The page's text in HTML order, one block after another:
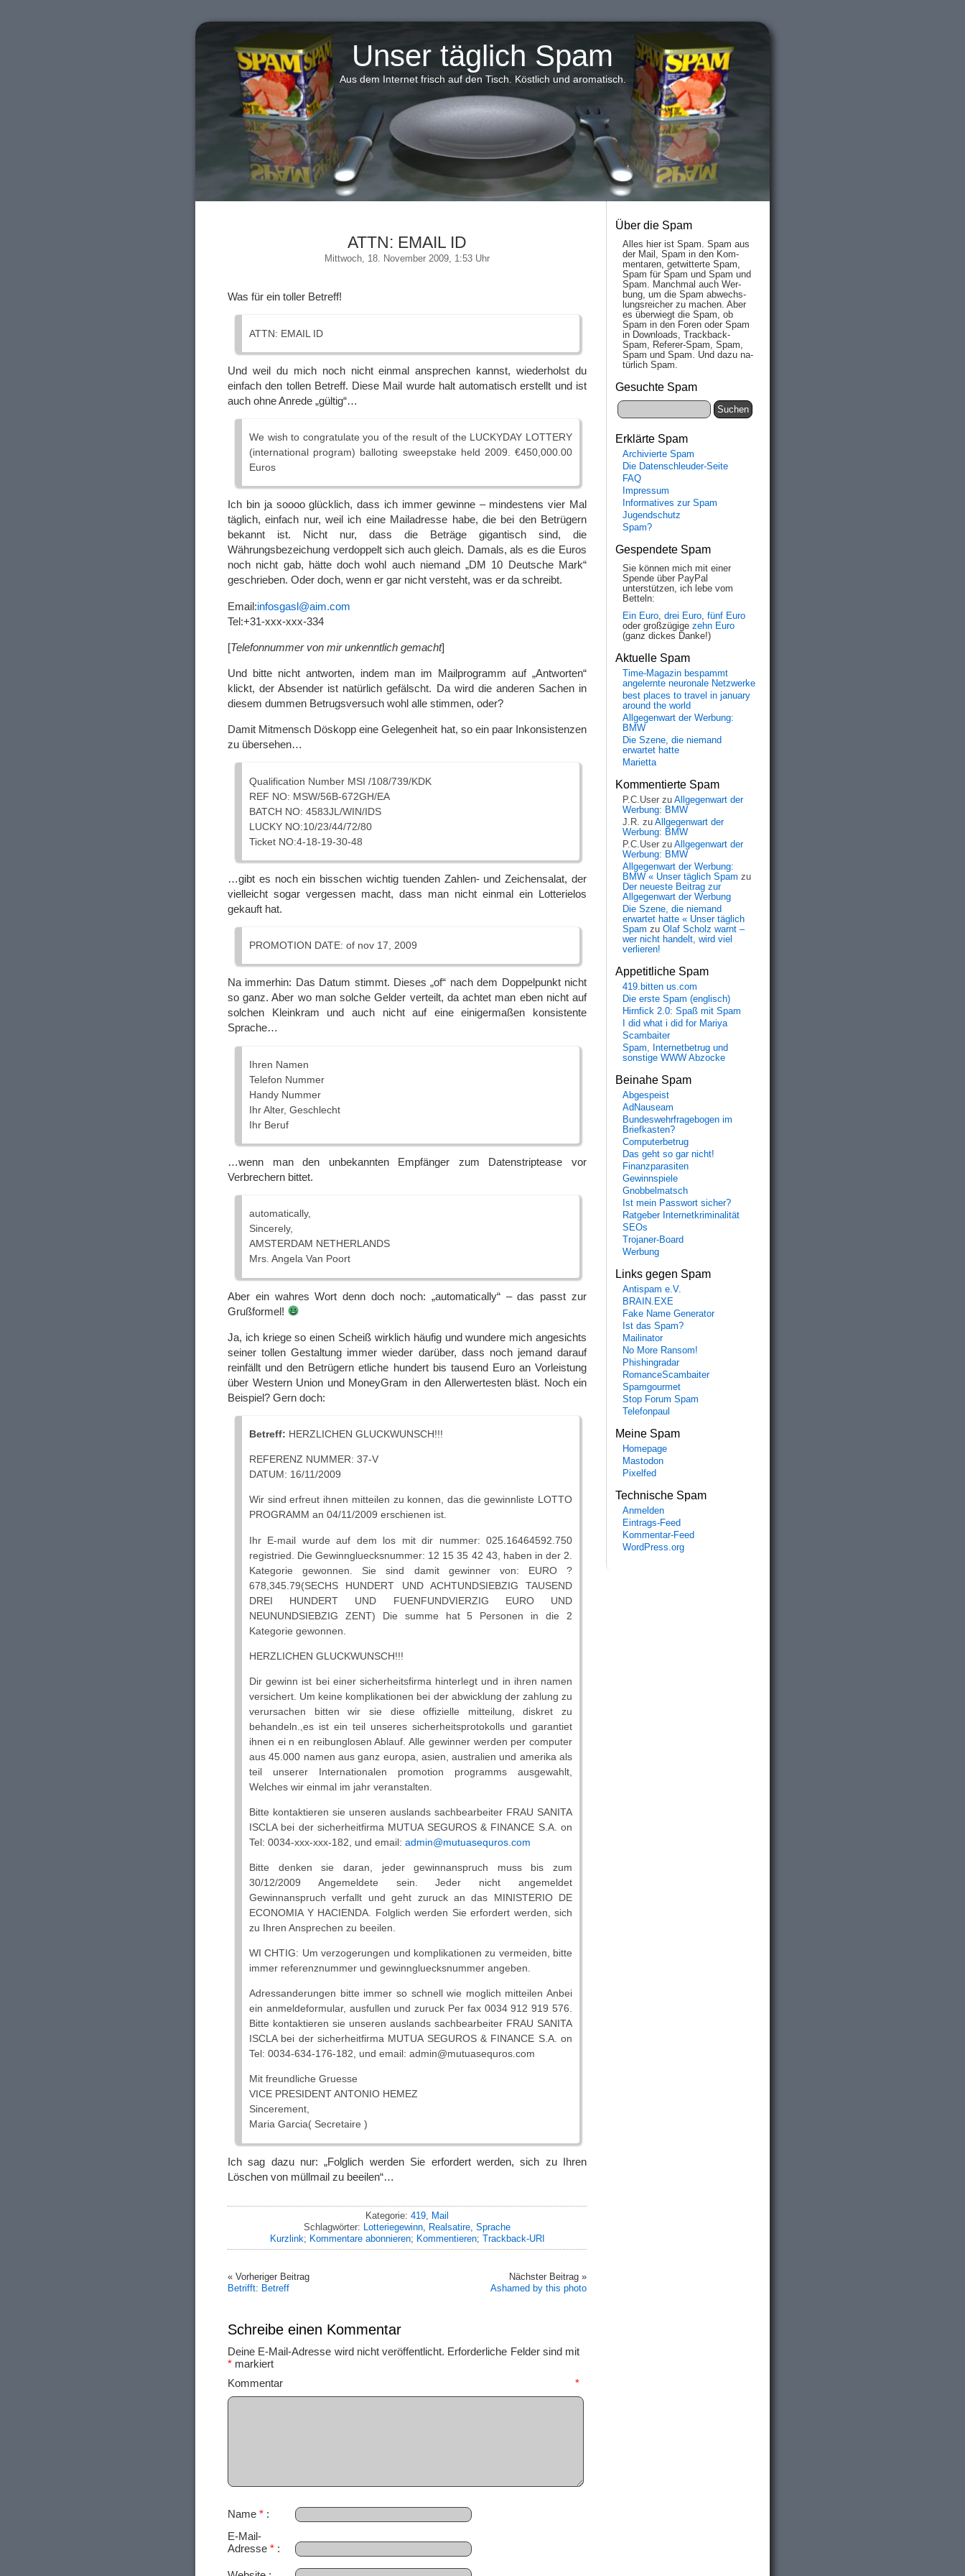
Unser täglich Spam
Aus dem Internet frisch auf den Tisch. Köstlich und aromatisch.
ATTN: EMAIL ID
Mittwoch, 18. November 2009, 1:53 Uhr
Was für ein toller Betreff!
ATTN: EMAIL ID
Und weil du mich noch nicht einmal ansprechen kannst, wiederholst du
einfach den tollen Betreff. Diese Mail wurde halt automatisch erstellt und ist
auch ohne Anrede „gültig“…
We wish to congratulate you of the result of the LUCKYDAY LOTTERY
(international program) balloting sweepstake held 2009. €450,000.00
Euros
Ich bin ja soooo glücklich, dass ich immer gewinne – mindestens vier Mal
täglich, einfach nur, weil ich eine Mailadresse habe, die bei den Betrügern
bekannt ist. Nicht nur, dass die Beträge gigantisch sind, die
Währungsbezeichung verdoppelt sich auch gleich. Damals, als es die Euros
noch nicht gab, hätte doch wohl auch niemand „DM 10 Deutsche Mark“
geschrieben. Oder doch, wenn er gar nicht versteht, was er da schreibt.
Email:infosgasl@aim.com
Tel:+31-xxx-xxx-334
[Telefonnummer von mir unkenntlich gemacht]
Und bitte nicht antworten, indem man im Mailprogramm auf „Antworten“
klickt, der Absender ist natürlich gefälscht. Da wird die anderen Sachen in
diesem dummen Betrugsversuch wohl alle stimmen, oder?
Damit Mitmensch Döskopp eine Gelegenheit hat, so ein paar Inkonsistenzen
zu übersehen…
Qualification Number MSI /108/739/KDK
REF NO: MSW/56B-672GH/EA
BATCH NO: 4583JL/WIN/IDS
LUCKY NO:10/23/44/72/80
Ticket NO:4-18-19-30-48
…gibt es noch ein bisschen wichtig tuenden Zahlen- und Zeichensalat, der
vielleicht sogar vergessen macht, dass man nicht einmal ein Lotterielos
gekauft hat.
PROMOTION DATE: of nov 17, 2009
Na immerhin: Das Datum stimmt. Dieses „of“ nach dem Doppelpunkt nicht
so ganz. Aber wo man solche Gelder verteilt, da achtet man eben nicht auf
solchen Kleinkram und auch nicht auf eine einigermaßen konsistente
Sprache…
Ihren Namen
Telefon Nummer
Handy Nummer
Ihr Alter, Geschlecht
Ihr Beruf
…wenn man den unbekannten Empfänger zum Datenstriptease vor
Verbrechern bittet.
automatically,
Sincerely,
AMSTERDAM NETHERLANDS
Mrs. Angela Van Poort
Aber ein wahres Wort denn doch noch: „automatically“ – das passt zur
Grußformel!
Ja, ich kriege so einen Scheiß wirklich häufig und wundere mich angesichts
seiner tollen Gestaltung immer wieder darüber, dass noch jemand darauf
reinfällt und den Betrügern etliche hundert bis tausend Euro an Vorleistung
über Western Union und MoneyGram in den Allerwertesten bläst. Noch ein
Beispiel? Gern doch:
Betreff: HERZLICHEN GLUCKWUNSCH!!!
REFERENZ NUMMER: 37-V
DATUM: 16/11/2009
Wir sind erfreut ihnen mitteilen zu konnen, das die gewinnliste LOTTO
PROGRAMM an 04/11/2009 erschienen ist.
Ihr E-mail wurde auf dem los mit dir nummer: 025.16464592.750
registried. Die Gewinngluecksnummer: 12 15 35 42 43, haben in der 2.
Kategorie gewonnen. Sie sind damit gewinner von: EURO ?
678,345.79(SECHS HUNDERT UND ACHTUNDSIEBZIG TAUSEND
DREI HUNDERT UND FUENFUNDVIERZIG EURO UND
NEUNUNDSIEBZIG ZENT) Die summe hat 5 Personen in die 2
Kategorie gewonnen.
HERZLICHEN GLUCKWUNSCH!!!
Dir gewinn ist bei einer sicherheitsfirma hinterlegt und in ihren namen
versichert. Um keine komplikationen bei der abwicklung der zahlung zu
verursachen bitten wir sie diese offizielle mitteilung, diskret zu
behandeln.,es ist ein teil unseres sicherheitsprotokolls und garantiet
ihnen ei n en reibunglosen Ablauf. Alle gewinner werden per computer
aus 45.000 namen aus ganz europa, asien, australien und amerika als
teil unserer Internationalen promotion programms ausgewahlt,
Welches wir einmal im jahr veranstalten.
Bitte kontaktieren sie unseren auslands sachbearbeiter FRAU SANITA
ISCLA bei der sicherheitfirma MUTUA SEGUROS & FINANCE S.A. on
Tel: 0034-xxx-xxx-182, und email: admin@mutuasequros.com
Bitte denken sie daran, jeder gewinnanspruch muss bis zum
30/12/2009 Angemeldete sein. Jeder nicht angemeldet
Gewinnanspruch verfallt und geht zuruck an das MINISTERIO DE
ECONOMIA Y HACIENDA. Folglich werden Sie erfordert werden, sich
zu Ihren Ansprechen zu beeilen.
WI CHTIG: Um verzogerungen und komplikationen zu vermeiden, bitte
immer referenznummer und gewinngluecksnummer angeben.
Adressanderungen bitte immer so schnell wie moglich mitteilen Anbei
ein anmeldeformular, ausfullen und zuruck Per fax 0034 912 919 576.
Bitte kontaktieren sie unseren auslands sachbearbeiter FRAU SANITA
ISCLA bei der sicherheitfirma MUTUA SEGUROS & FINANCE S.A. on
Tel: 0034-634-176-182, und email: admin@mutuasequros.com
Mit freundliche Gruesse
VICE PRESIDENT ANTONIO HEMEZ
Sincerement,
Maria Garcia( Secretaire )
Ich sag dazu nur: „Folglich werden Sie erfordert werden, sich zu Ihren
Löschen von müllmail zu beeilen“…
Kategorie: 419
Mail
Schlagwörter:
Lotteriegewinn Realsatire Sprache
Kurzlink; Kommentare abonnieren; Kommentieren; Trackback-URI
« Vorheriger Beitrag
Betrifft: Betreff
Nächster Beitrag »
Ashamed by this photo
Schreibe einen Kommentar
Deine E-Mail-Adresse wird nicht veröffentlicht. Erforderliche Felder sind mit
* markiert
Kommentar *
Name *
E-Mail-
Adresse *
Über die Spam
Alles hier ist Spam. Spam aus
der Mail, Spam in den Kom­
men­taren, ge­twit­ter­te Spam,
Spam für Spam und Spam und
Spam. Manch­mal auch Wer­
bung, um die Spam ab­wechs­
lungs­reich­er zu mach­en. Aber
es über­wiegt die Spam, ob
Spam in den Fo­ren oder Spam
in Down­loads, Track­back-
Spam, Re­fe­rer-Spam, Spam,
Spam und Spam. Und da­zu na­
tür­lich Spam.
Gesuchte Spam
Erklärte Spam
Archivierte Spam
Die Datenschleuder-Seite
FAQ
Impressum
Informatives zur Spam
Jugendschutz
Spam?
Gespendete Spam
Sie können mich mit einer
Spende über PayPal
unterstützen, ich lebe vom
Betteln:
Ein Euro, drei Euro, fünf Euro
oder großzügige zehn Euro
(ganz dickes Danke!)
Aktuelle Spam
Time-Magazin bespammt
angelernte neuronale Netzwerke
best places to travel in january
around the world
Allgegenwart der Werbung:
BMW
Die Szene, die niemand
erwartet hatte
Marietta
Kommentierte Spam
P.C.User zu Allgegenwart der
Werbung: BMW
J.R. zu Allgegenwart der
Werbung: BMW
P.C.User zu Allgegenwart der
Werbung: BMW
Allgegenwart der Werbung:
BMW « Unser täglich Spam zu
Der neueste Beitrag zur
Allgegenwart der Werbung
Die Szene, die niemand
erwartet hatte « Unser täglich
Spam zu Olaf Scholz warnt –
wer nicht handelt, wird viel
verlieren!
Appetitliche Spam
419.bitten us.com
Die erste Spam (englisch)
Hirnfick 2.0: Spaß mit Spam
I did what i did for Mariya
Scambaiter
Spam, Internetbetrug und
sonstige WWW Abzocke
Beinahe Spam
Abgespeist
AdNauseam
Bundeswehrfragebogen im
Briefkasten?
Computerbetrug
Das geht so gar nicht!
Finanzparasiten
Gewinnspiele
Gnobbelmatsch
Ist mein Passwort sicher?
Ratgeber Internetkriminalität
SEOs
Trojaner-Board
Werbung
Links gegen Spam
Antispam e.V.
BRAIN.EXE
Fake Name Generator
Ist das Spam?
Mailinator
No More Ransom!
Phishingradar
RomanceScambaiter
Spamgourmet
Stop Forum Spam
Telefonpaul
Meine Spam
Homepage
Mastodon
Pixelfed
Technische Spam
Anmelden
Eintrags-Feed
Kommentar-Feed
WordPress.org